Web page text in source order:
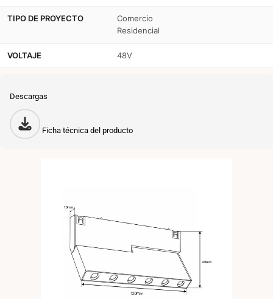
TIPO DE PROYECTO
Comercio
Residencial
VOLTAJE 48V
Descargas
Ficha técnica del producto